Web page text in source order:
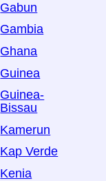
Gabun
Gambia
Ghana
Guinea
Guinea-
Bissau
Kamerun
Kap Verde
Kenia